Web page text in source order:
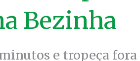
Bezinha
e tropeça fora